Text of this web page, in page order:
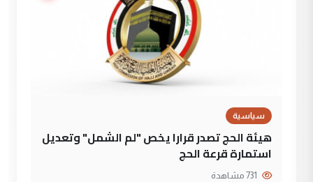
سياسية
هيئة الحج تصدر قرارا يخص "لم الشمل" وتعديل
استمارة قرعة الحج